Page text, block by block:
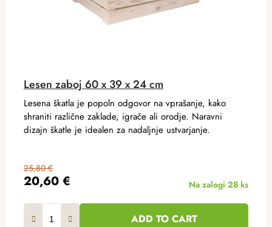
Lesen zaboj 60 x 39 x 24 cm
20,60 €
25,80 €
Na zalogi 28 ks
ADD TO CART
Lesena škatla je popoln odgovor na vprašanje, kako
shraniti različne zaklade, igrače ali orodje. Naravni
dizajn škatle je idealen za nadaljnje ustvarjanje.